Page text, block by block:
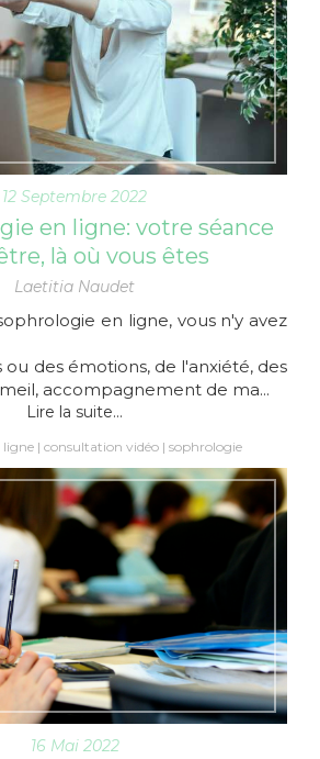
12 Septembre 2022
en ligne: votre séance
là où vous êtes
Laetitia Naudet
en ligne, vous n'y avez
ou des émotions, de l'anxiété, des
accompagnement de ma...
Lire la suite...
ligne consultation vidéo sophrologie
16 Mai 2022